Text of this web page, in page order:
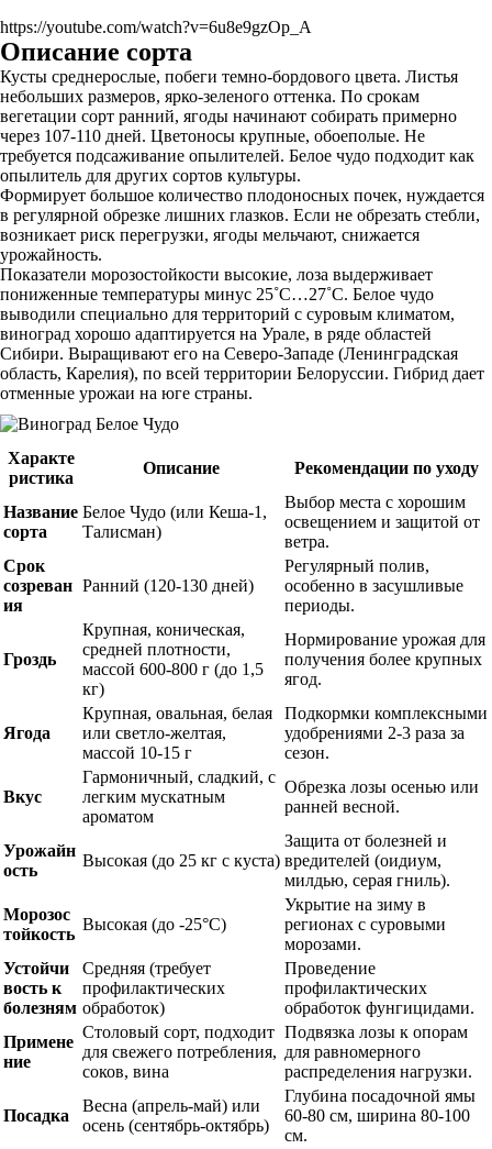
https://youtube.com/watch?v=6u8e9gzOp_A
Описание сорта
Кусты среднерослые, побеги темно-бордового цвета. Листья
небольших размеров, ярко-зеленого оттенка. По срокам
вегетации сорт ранний, ягоды начинают собирать примерно
через 107-110 дней. Цветоносы крупные, обоеполые. Не
требуется подсаживание опылителей. Белое чудо подходит как
опылитель для других сортов культуры.
Формирует большое количество плодоносных почек, нуждается
в регулярной обрезке лишних глазков. Если не обрезать стебли,
возникает риск перегрузки, ягоды мельчают, снижается
урожайность.
Показатели морозостойкости высокие, лоза выдерживает
пониженные температуры минус 25˚С…27˚С. Белое чудо
выводили специально для территорий с суровым климатом,
виноград хорошо адаптируется на Урале, в ряде областей
Сибири. Выращивают его на Северо-Западе (Ленинградская
область, Карелия), по всей территории Белоруссии. Гибрид дает
отменные урожаи на юге страны.
Характе
ристика
Описание Рекомендации по уходу
Название
сорта
Белое Чудо (или Кеша-1,
Талисман)
Выбор места с хорошим
освещением и защитой от
ветра.
Срок
созреван
ия
Ранний (120-130 дней)
Регулярный полив,
особенно в засушливые
периоды.
Гроздь
Крупная, коническая,
средней плотности,
массой 600-800 г (до 1,5
кг)
Нормирование урожая для
получения более крупных
ягод.
Ягода
Крупная, овальная, белая
или светло-желтая,
массой 10-15 г
Подкормки комплексными
удобрениями 2-3 раза за
сезон.
Вкус
Гармоничный, сладкий, с
легким мускатным
ароматом
Обрезка лозы осенью или
ранней весной.
Урожайн
ость
Высокая (до 25 кг с куста)
Защита от болезней и
вредителей (оидиум,
милдью, серая гниль).
Морозос
тойкость
Высокая (до -25°C)
Укрытие на зиму в
регионах с суровыми
морозами.
Устойчи
вость к
болезням
Средняя (требует
профилактических
обработок)
Проведение
профилактических
обработок фунгицидами.
Примене
ние
Столовый сорт, подходит
для свежего потребления,
соков, вина
Подвязка лозы к опорам
для равномерного
распределения нагрузки.
Посадка
Весна (апрель-май) или
осень (сентябрь-октябрь)
Глубина посадочной ямы
60-80 см, ширина 80-100
см.